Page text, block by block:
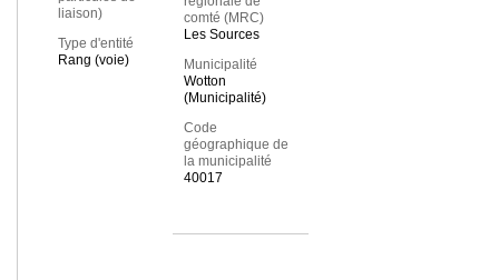
liaison)
Type d'entité
Rang (voie)
comté (MRC)
Les Sources
Municipalité
Wotton
(Municipalité)
Code
géographique de
la municipalité
40017